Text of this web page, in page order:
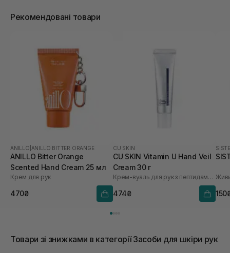
Рекомендовані товари
ANILLO ANILLO BITTER ORANGE
ANILLO Bitter Orange
Scented Hand Cream 25 мл
Крем для рук
470₴
CU SKIN
CU SKIN Vitamin U Hand Veil
Cream 30 г
Крем-вуаль для рук з пептидами та волюфіліном
474₴
Товари зі знижками в категорії Засоби для шкіри рук